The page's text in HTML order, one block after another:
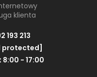
klienta
193 213
protected]
- 17:00